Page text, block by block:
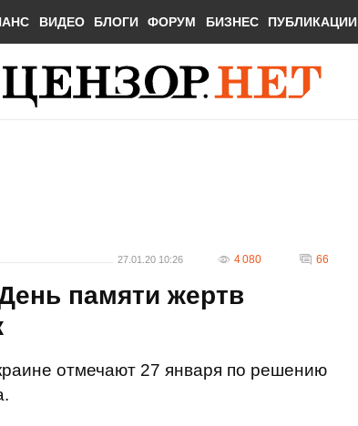
ВИДЕО БЛОГИ ФОРУМ БИЗНЕС ПУБЛИКАЦИИ
27.01.20 10:26 4 080 66
памяти жертв
отмечают 27 января по решению